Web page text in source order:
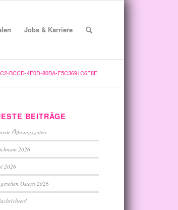
Jobs & Karriere
BCCD-4F0D-80BA-F5C3691C6F8E
BEITRÄGE
Öffnungszeiten
2026
2026
Ostern 2026